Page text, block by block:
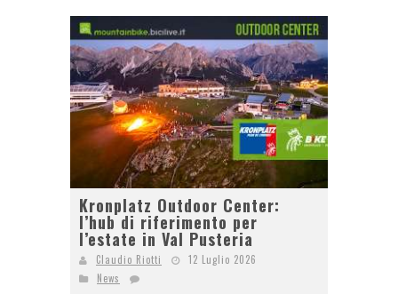
Kronplatz Outdoor Center:
l’hub di riferimento per
l’estate in Val Pusteria
Claudio Riotti
12 Luglio 2026
News